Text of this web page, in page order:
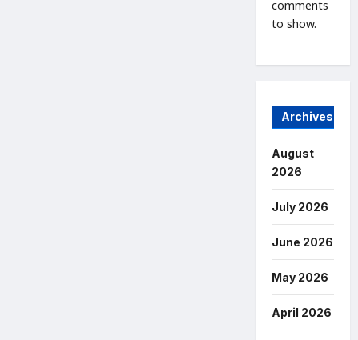
comments
to show.
Archives
August
2026
July 2026
June 2026
May 2026
April 2026